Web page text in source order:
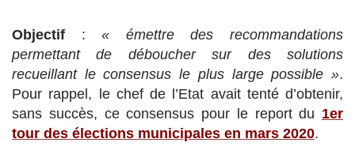
Objectif : « émettre des recommandations
permettant de déboucher sur des solutions
recueillant le consensus le plus large possible ».
Pour rappel, le chef de l’Etat avait tenté d’obtenir,
sans succès, ce consensus pour le report du 1er
tour des élections municipales en mars 2020.